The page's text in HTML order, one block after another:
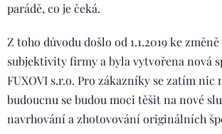
parádě, co je čeká.
Z toho důvodu došlo od 1.1.2019 ke
subjektivity firmy a byla vytvořena nová
FUXOVI s.r.o. Pro zákazníky se zatím nic
budoucnu se budou moci těšit na nové
navrhování a zhotovování originálních